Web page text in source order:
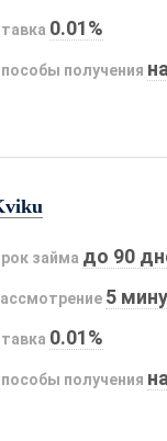
0.01%
получения
займа до 90
5
0.01%
получения